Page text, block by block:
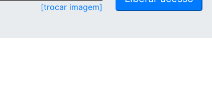
[trocar imagem]